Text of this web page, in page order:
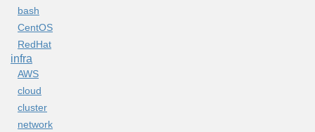
bash
CentOS
RedHat
infra
AWS
cloud
cluster
network